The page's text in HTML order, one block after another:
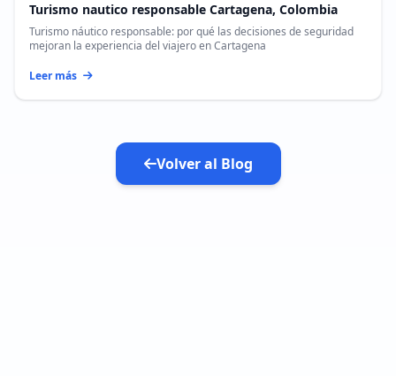
Turismo nautico responsable Cartagena, Colombia
Turismo náutico responsable: por qué las decisiones de seguridad
mejoran la experiencia del viajero en Cartagena
Leer más
Volver al Blog